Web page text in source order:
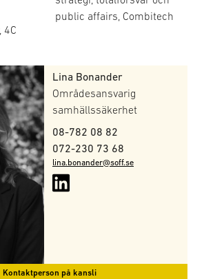
4C
public affairs, Combitech
Lina Bonander
Områdesansvarig
samhällssäkerhet
08-782 08 82
072-230 73 68
lina.bonander@soff.se
Kontaktperson på kansli